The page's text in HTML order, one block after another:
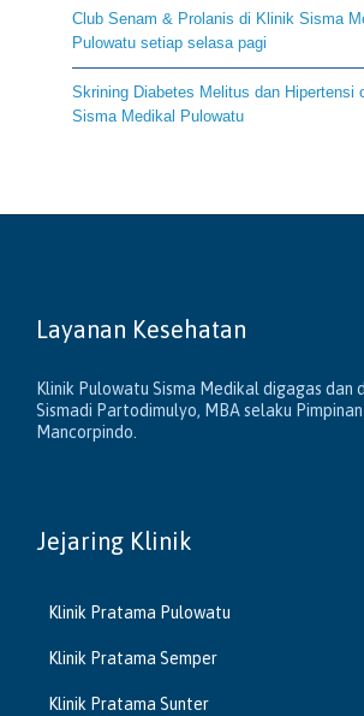
Club Senam & Prolanis di Klinik Sisma
Pulowatu setiap selasa pagi
Skrining Diabetes Melitus dan Hipertensi
Sisma Medikal Pulowatu
Layanan Kesehatan
Klinik Pulowatu Sisma Medikal digagas dan
Sismadi Partodimulyo, MBA selaku Pimpinan
Mancorpindo.
Jejaring Klinik
Klinik Pratama Pulowatu
Klinik Pratama Semper
Klinik Pratama Sunter